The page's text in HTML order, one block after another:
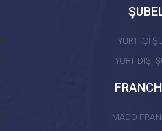
YURT İÇİ
YURT DIŞI
MADO